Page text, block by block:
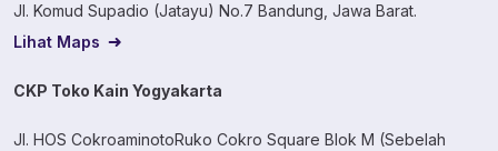
Jl. Komud Supadio (Jatayu) No.7 Bandung, Jawa Barat.
Lihat Maps
CKP Toko Kain Yogyakarta
Jl. HOS CokroaminotoRuko Cokro Square Blok M (Sebelah